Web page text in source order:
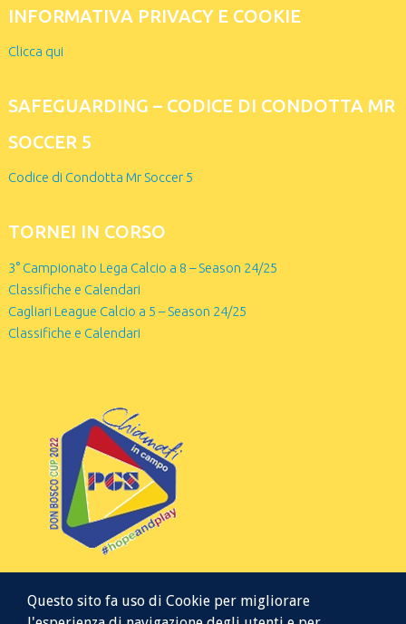
INFORMATIVA PRIVACY E COOKIE
Clicca qui
SAFEGUARDING – CODICE DI CONDOTTA MR
SOCCER 5
Codice di Condotta Mr Soccer 5
TORNEI IN CORSO
3° Campionato Lega Calcio a 8 – Season 24/25
Classifiche e Calendari
Cagliari League Calcio a 5 – Season 24/25
Classifiche e Calendari
Questo sito fa uso di Cookie per migliorare